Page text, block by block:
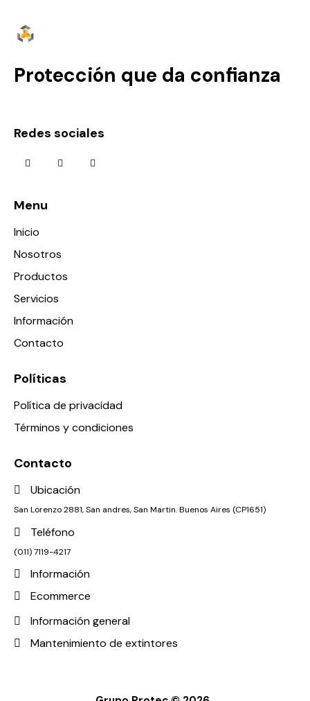
Protección que da confianza
Redes sociales
Menu
Inicio
Nosotros
Productos
Servicios
Información
Contacto
Políticas
Política de privacidad
Términos y condiciones
Contacto
Ubicación
San Lorenzo 2881, San andres, San Martin. Buenos Aires (CP1651)
Teléfono
(011) 7119-4217
Información
Ecommerce
Información general
Mantenimiento de extintores